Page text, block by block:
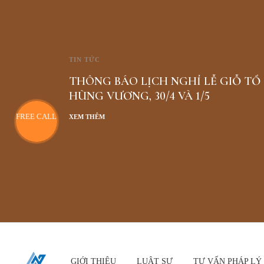
TIN TỨC
THÔNG BÁO LỊCH NGHỈ LỄ GIỖ TỔ
HÙNG VƯƠNG, 30/4 VÀ 1/5
XEM THÊM
GIỚI THIỆU LUẬT SƯ TƯ VẤN PHÁP LÝ
FREE CALL